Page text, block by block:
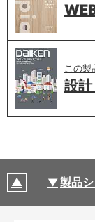
この製
設
製品